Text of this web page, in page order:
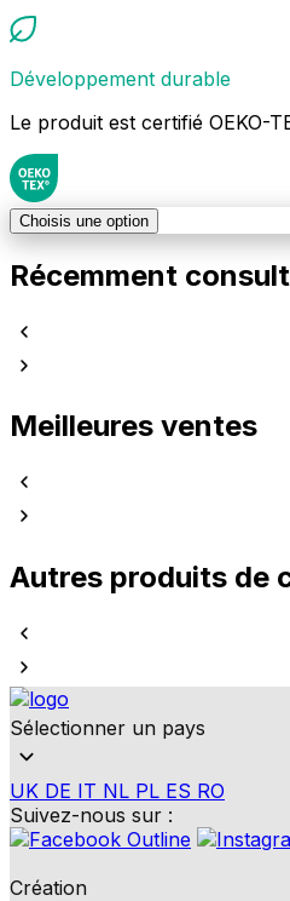
Développement durable
Le produit est certifié OEKO-
Choisis une option
Récemment
Meilleures ventes
Autres produits de
Sélectionner un pays
UK DE IT NL PL ES RO
Suivez-nous sur :
Création